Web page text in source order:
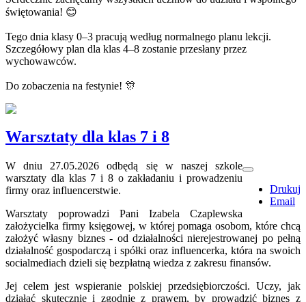
świętowania! 😊
Tego dnia klasy 0–3 pracują według normalnego planu lekcji.
Szczegółowy plan dla klas 4–8 zostanie przesłany przez
wychowawców.
Do zobaczenia na festynie! 🎊
Warsztaty dla klas 7 i 8
Drukuj
Email
W dniu 27.05.2026 odbędą się w naszej szkole
warsztaty dla klas 7 i 8 o zakładaniu i prowadzeniu
firmy oraz influencerstwie.
Warsztaty poprowadzi Pani Izabela Czaplewska
założycielka firmy księgowej, w której pomaga osobom, które chcą
założyć własny biznes - od działalności nierejestrowanej po pełną
działalność gospodarczą i spółki oraz influencerka, która na swoich
socialmediach dzieli się bezpłatną wiedza z zakresu finansów.
Jej celem jest wspieranie polskiej przedsiębiorczości. Uczy, jak
działać skutecznie i zgodnie z prawem, by prowadzić biznes z